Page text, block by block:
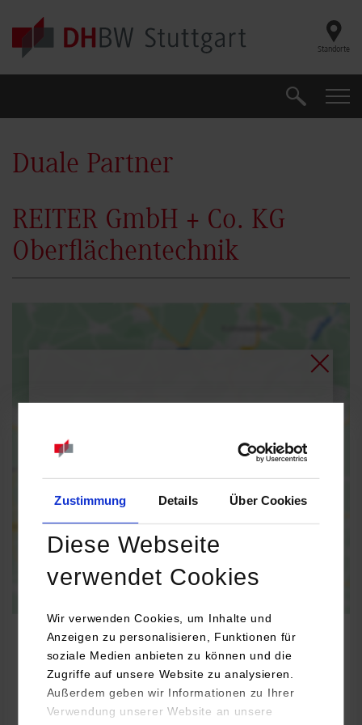
Zustimmung Details Über Cookies
Diese Webseite
verwendet Cookies
Wir verwenden Cookies, um Inhalte und
Anzeigen zu personalisieren, Funktionen für
soziale Medien anbieten zu können und die
Zugriffe auf unsere Website zu analysieren.
Außerdem geben wir Informationen zu Ihrer
Verwendung unserer Website an unsere
Skip to main content
Standorte
Suche
Duale Partner
REITER GmbH + Co. KG
Oberflächentechnik
Datenschutz
Wirtschaftsingenieurwesen / Elektrotechnik